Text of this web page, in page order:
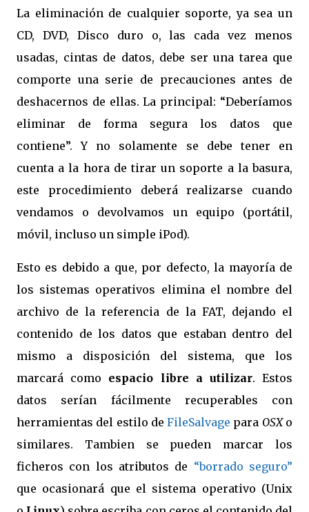
La eliminación de cualquier soporte, ya sea un
CD, DVD, Disco duro o, las cada vez menos
usadas, cintas de datos, debe ser una tarea que
comporte una serie de precauciones antes de
deshacernos de ellas. La principal: “Deberíamos
eliminar de forma segura los datos que
contiene”. Y no solamente se debe tener en
cuenta a la hora de tirar un soporte a la basura,
este procedimiento deberá realizarse cuando
vendamos o devolvamos un equipo (portátil,
móvil, incluso un simple iPod).
Esto es debido a que, por defecto, la mayoría de
los sistemas operativos elimina el nombre del
archivo de la referencia de la FAT, dejando el
contenido de los datos que estaban dentro del
mismo a disposición del sistema, que los
marcará como espacio libre a utilizar. Estos
datos serían fácilmente recuperables con
herramientas del estilo deFileSalvage para OSXo
similares. Tambien se pueden marcar los
ficheros con los atributos de “borrado seguro”
que ocasionará que el sistema operativo (Unix